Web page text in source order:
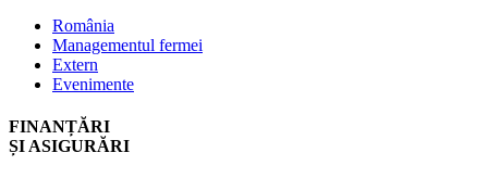
România
Managementul fermei
Extern
Evenimente
FINANȚĂRI
ȘI ASIGURĂRI